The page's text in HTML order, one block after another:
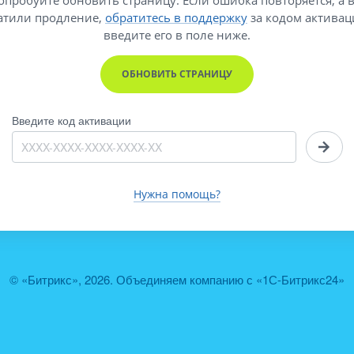
© «Битрикс», 2026. Объединяем компанию с «1С-Битрикс24»
продление, обратитесь в поддержку за кодом
введите его в поле ниже.
ОБНОВИТЬ СТРАНИЦУ
Введите код активации
Нужна помощь?